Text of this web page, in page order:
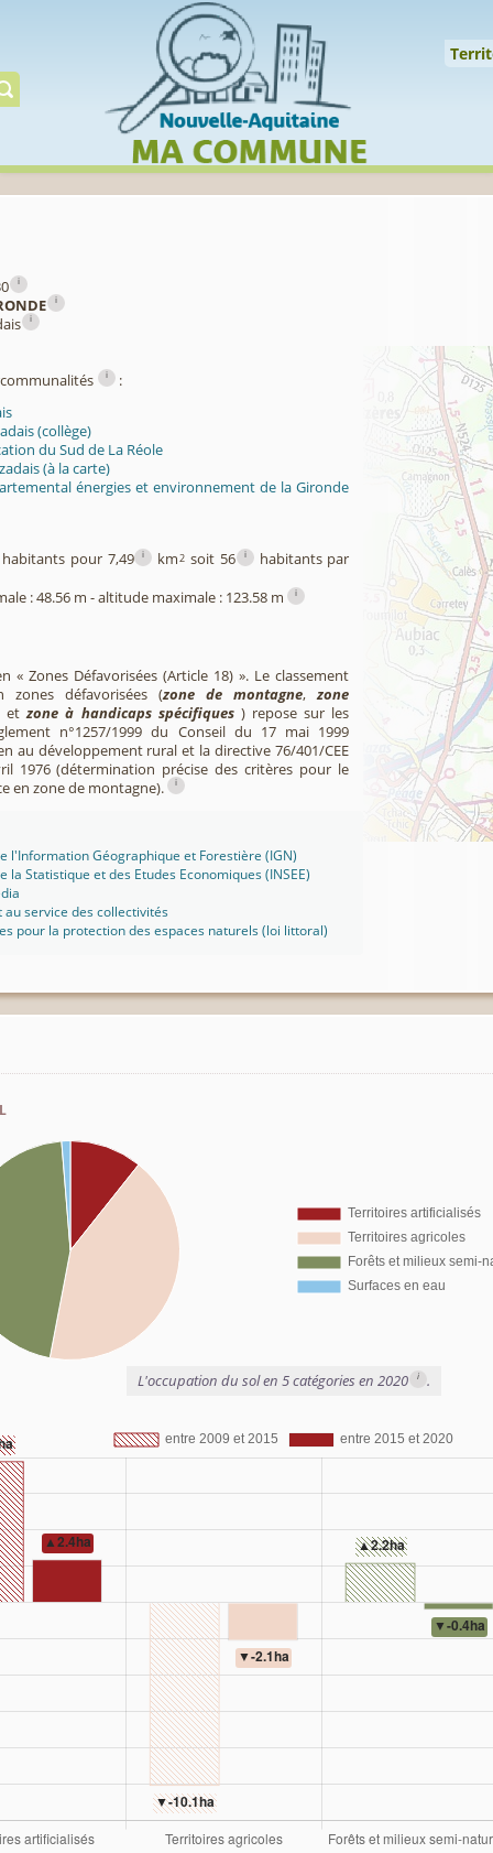
Gérer préserver
i
i
i
i
:
(collège)
du Sud de La Réole
(à la carte)
énergies et environnement de la Gironde
pour 7,49 i km2 soit 56 i habitants par
: 48.56 m - altitude maximale : 123.58 m i
« Zones Défavorisées (Article 18) ». Le classement
zones défavorisées (zone de montagne,zone
etzone à handicaps spécifiques) repose sur les
n°1257/1999 du Conseil du 17 mai 1999
au développement rural et la directive 76/401/CEE
1976 (détermination précise des critères pour le
en zone de montagne).
i
l'Information Géographique et Forestière (IGN)
la Statistique et des Etudes Economiques (INSEE)
au service des collectivités
pour la protection des espaces naturels (loi littoral)
L'occupation du sol en 5 catégories en 2020 i .
Cookies management panel